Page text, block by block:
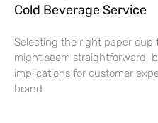
Cold Beverage Service
Selecting the right paper cup
might seem straightforward,
implications for customer
brand